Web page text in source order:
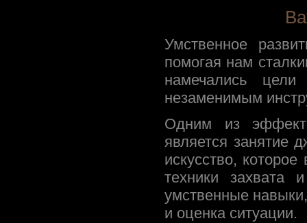
Умственное
помогая нам
намечались
незаменимым
Одним из
является занятие
искусство,
техники захвата
умственные
и оценка ситуации.